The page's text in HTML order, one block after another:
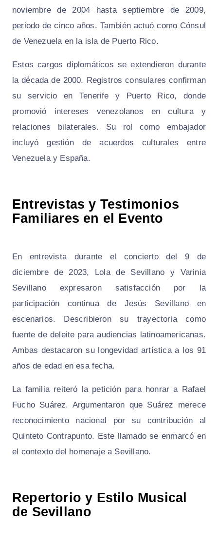
noviembre de 2004 hasta septiembre de 2009,
periodo de cinco años. También actuó como Cónsul
de Venezuela en la isla de Puerto Rico.
Estos cargos diplomáticos se extendieron durante
la década de 2000. Registros consulares confirman
su servicio en Tenerife y Puerto Rico, donde
promovió intereses venezolanos en cultura y
relaciones bilaterales. Su rol como embajador
incluyó gestión de acuerdos culturales entre
Venezuela y España.
Entrevistas y Testimonios
Familiares en el Evento
En entrevista durante el concierto del 9 de
diciembre de 2023, Lola de Sevillano y Varinia
Sevillano expresaron satisfacción por la
participación continua de Jesús Sevillano en
escenarios. Describieron su trayectoria como
fuente de deleite para audiencias latinoamericanas.
Ambas destacaron su longevidad artística a los 91
años de edad en esa fecha.
La familia reiteró la petición para honrar a Rafael
Fucho Suárez. Argumentaron que Suárez merece
reconocimiento nacional por su contribución al
Quinteto Contrapunto. Este llamado se enmarcó en
el contexto del homenaje a Sevillano.
Repertorio y Estilo Musical
de Sevillano